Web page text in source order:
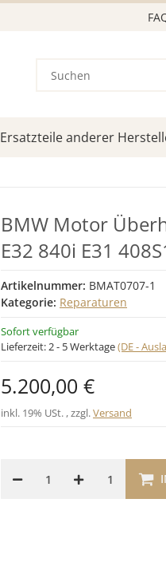
Ersatzteile anderer
BMW Motor
E32 840i E31
Artikelnummer: BMAT0707-1
Kategorie: Reparaturen
Sofort verfügbar
Lieferzeit:2 - 5 Werktage(DE -
5.200,00 €
inkl. 19% USt. , zzgl.Versand
1